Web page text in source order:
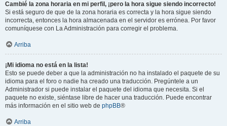
Cambié la zona horaria en mi perfil, ¡pero la hora sigue siendo incorrecto!
Si está seguro de que de la zona horaria es correcta y la hora sigue siendo
incorrecta, entonces la hora almacenada en el servidor es errónea. Por favor
comuníquese con La Administración para corregir el problema.
Arriba
¡Mi idioma no está en la lista!
Esto se puede deber a que la administración no ha instalado el paquete de su
idioma para el foro o nadie ha creado una traducción. Pregúntele a un
Administrador si puede instalar el paquete del idioma que necesita. Si el
paquete no existe, siéntase libre de hacer una traducción. Puede encontrar
más información en el sitio web de phpBB®
Arriba